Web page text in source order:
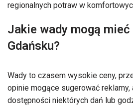
regionalnych potraw w
Jakie wady mogą
Gdańsku?
Wady to czasem wysokie ceny,
opinie mogące sugerować reklamy,
dostępności niektórych dań lub